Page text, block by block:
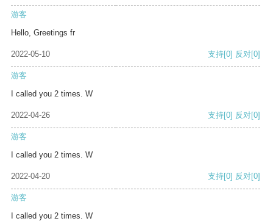
游客
Hello, Greetings fr
2022-05-10 支持[0] 反对[0]
游客
I called you 2 times. W
2022-04-26 支持[0] 反对[0]
游客
I called you 2 times. W
2022-04-20 支持[0] 反对[0]
游客
I called you 2 times. W